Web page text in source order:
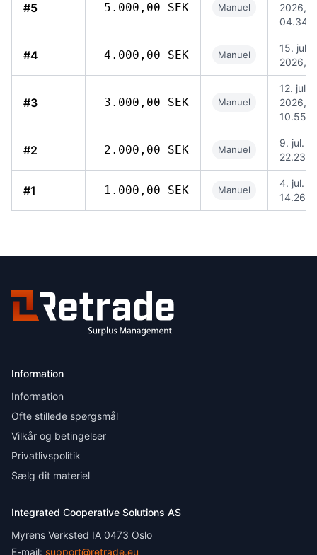
#5 5.000,00 SEK Manuel
2026,
04.34
#4 4.000,00 SEK Manuel
15. jul.
2026,
#3 3.000,00 SEK Manuel
12. jul.
2026,
10.55
#2 2.000,00 SEK Manuel
9. jul.
22.23
#1 1.000,00 SEK Manuel
4. jul.
14.26
Information
Information
Ofte stillede spørgsmål
Vilkår og betingelser
Privatlivspolitik
Sælg dit materiel
Integrated Cooperative Solutions AS
Myrens Verksted IA 0473 Oslo
E-mail: support@retrade.eu